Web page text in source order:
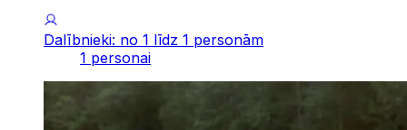
Dalībnieki: no 1 līdz 1 personām
1 personai